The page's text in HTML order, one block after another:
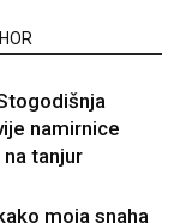
namirnice
tanjur
moja snaha